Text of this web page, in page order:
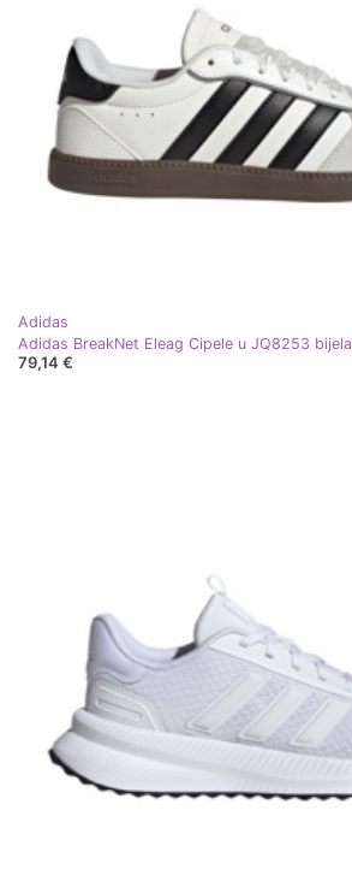
Adidas
Adidas BreakNet Eleag Cipele u JQ8253 bijela
79,14 €